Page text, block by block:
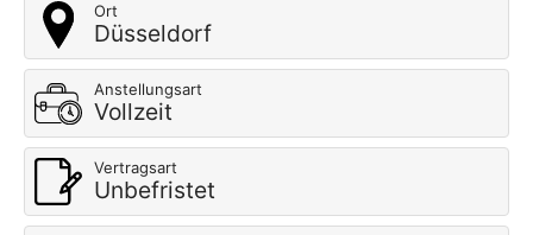
Ort
Düsseldorf
Anstellungsart
Vollzeit
Vertragsart
Unbefristet